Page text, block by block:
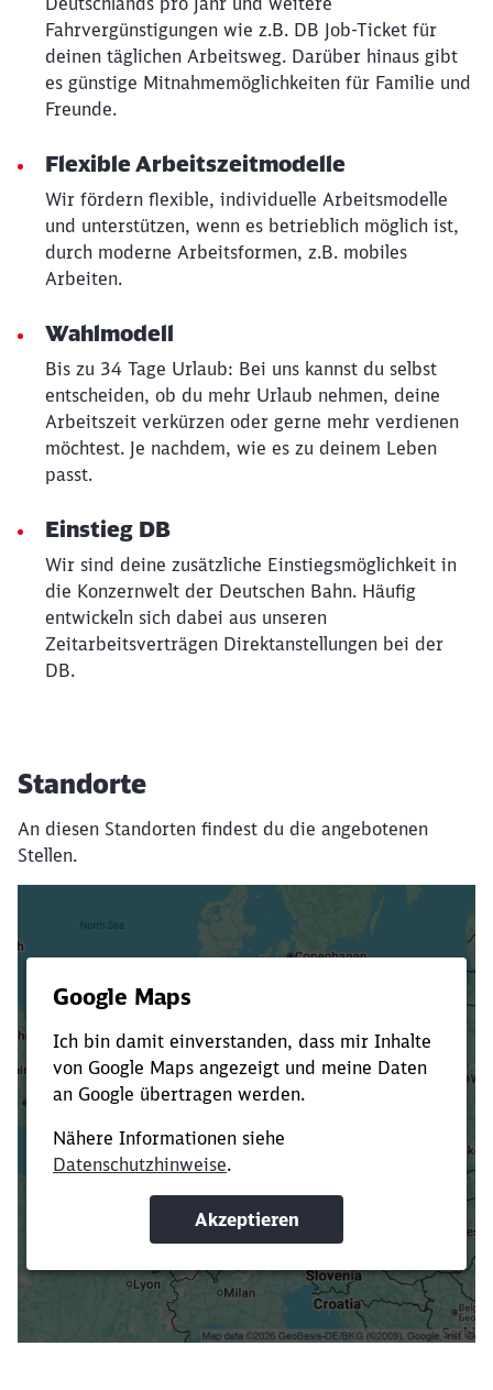
Fahrvergünstigungen wie z.B. DB Job-Ticket für
deinen täglichen Arbeitsweg. Darüber hinaus gibt
es günstige Mitnahmemöglichkeiten für Familie und
Freunde.
Flexible Arbeitszeitmodelle
Wir fördern flexible, individuelle Arbeitsmodelle
und unterstützen, wenn es betrieblich möglich ist,
durch moderne Arbeitsformen, z.B. mobiles
Arbeiten.
Wahlmodell
Bis zu 34 Tage Urlaub: Bei uns kannst du selbst
entscheiden, ob du mehr Urlaub nehmen, deine
Arbeitszeit verkürzen oder gerne mehr verdienen
möchtest. Je nachdem, wie es zu deinem Leben
passt.
Einstieg DB
Wir sind deine zusätzliche Einstiegsmöglichkeit in
die Konzernwelt der Deutschen Bahn. Häufig
entwickeln sich dabei aus unseren
Zeitarbeitsverträgen Direktanstellungen bei der
DB.
Standorte
An diesen Standorten findest du die angebotenen
Stellen.
Verkürze die Ladezeit, indem du Suchbegriffe
oder Filter hinzufügst.
Suchbegriffe eingeben
Filter setzen
Schließen
Möchten Sie zuweitergeleitet
werden?